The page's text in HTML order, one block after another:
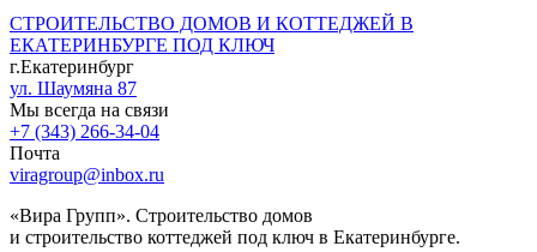
СТРОИТЕЛЬСТВО ДОМОВ И КОТТЕДЖЕЙ В
ЕКАТЕРИНБУРГЕ ПОД КЛЮЧ
г.Екатеринбург
ул. Шаумяна 87
Мы всегда на связи
+7 (343) 266-34-04
Почта
viragroup@inbox.ru
«Вира Групп». Строительство домов
и строительство коттеджей под ключ в Екатеринбурге.